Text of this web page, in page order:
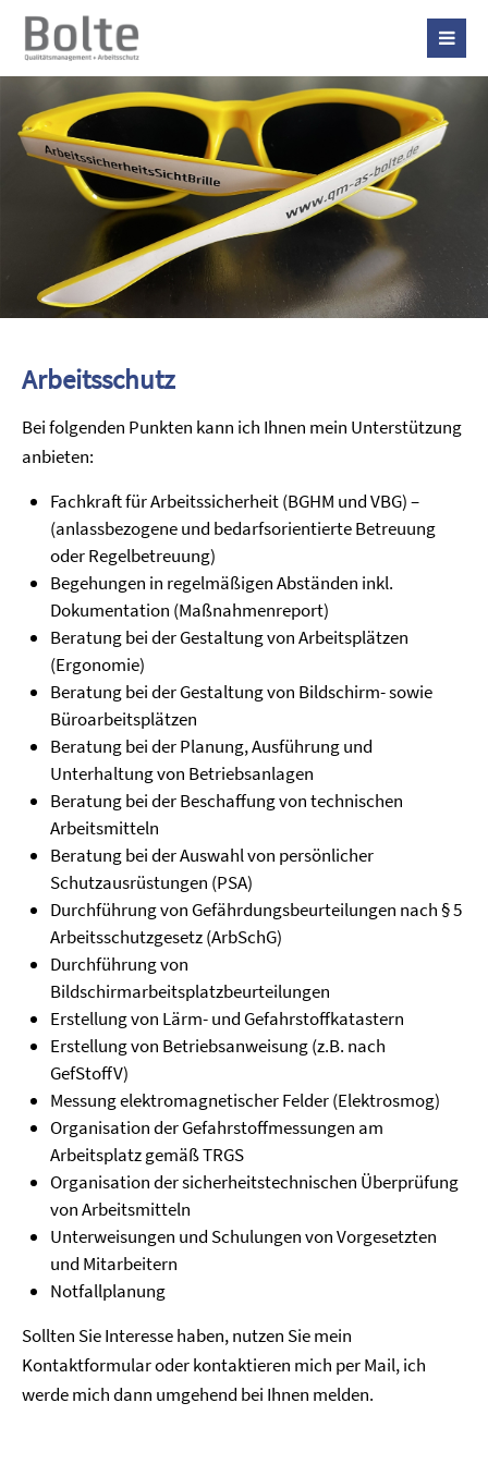
Arbeitsschutz
Bei folgenden Punkten kann ich Ihnen mein Unterstützung
anbieten:
Fachkraft für Arbeitssicherheit (BGHM und VBG) –
(anlassbezogene und bedarfsorientierte Betreuung
oder Regelbetreuung)
Begehungen in regelmäßigen Abständen inkl.
Dokumentation (Maßnahmenreport)
Beratung bei der Gestaltung von Arbeitsplätzen
(Ergonomie)
Beratung bei der Gestaltung von Bildschirm- sowie
Büroarbeitsplätzen
Beratung bei der Planung, Ausführung und
Unterhaltung von Betriebsanlagen
Beratung bei der Beschaffung von technischen
Arbeitsmitteln
Beratung bei der Auswahl von persönlicher
Schutzausrüstungen (PSA)
Durchführung von Gefährdungsbeurteilungen nach § 5
Arbeitsschutzgesetz (ArbSchG)
Durchführung von
Bildschirmarbeitsplatzbeurteilungen
Erstellung von Lärm- und Gefahrstoffkatastern
Erstellung von Betriebsanweisung (z.B. nach
GefStoffV)
Messung elektromagnetischer Felder (Elektrosmog)
Organisation der Gefahrstoffmessungen am
Arbeitsplatz gemäß TRGS
Organisation der sicherheitstechnischen Überprüfung
von Arbeitsmitteln
Unterweisungen und Schulungen von Vorgesetzten
und Mitarbeitern
Notfallplanung
Sollten Sie Interesse haben, nutzen Sie mein
Kontaktformular oder kontaktieren mich per Mail, ich
werde mich dann umgehend bei Ihnen melden.